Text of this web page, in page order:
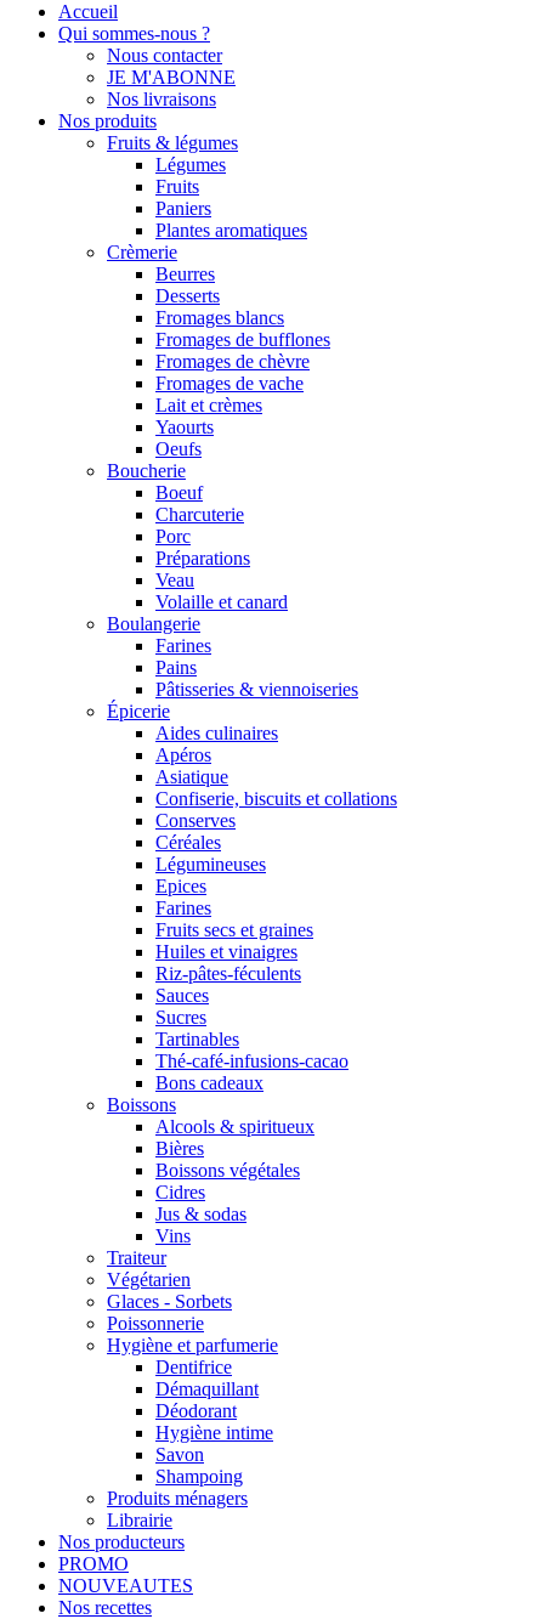
Accueil
Qui sommes-nous ?
Nous contacter
JE M'ABONNE
Nos livraisons
Nos produits
Fruits & légumes
Légumes
Fruits
Paniers
Plantes aromatiques
Crèmerie
Beurres
Desserts
Fromages blancs
Fromages de bufflones
Fromages de chèvre
Fromages de vache
Lait et crèmes
Yaourts
Oeufs
Boucherie
Boeuf
Charcuterie
Porc
Préparations
Veau
Volaille et canard
Boulangerie
Farines
Pains
Pâtisseries & viennoiseries
Épicerie
Aides culinaires
Apéros
Asiatique
Confiserie, biscuits et collations
Conserves
Céréales
Légumineuses
Epices
Farines
Fruits secs et graines
Huiles et vinaigres
Riz-pâtes-féculents
Sauces
Sucres
Tartinables
Thé-café-infusions-cacao
Bons cadeaux
Boissons
Alcools & spiritueux
Bières
Boissons végétales
Cidres
Jus & sodas
Vins
Traiteur
Végétarien
Glaces - Sorbets
Poissonnerie
Hygiène et parfumerie
Dentifrice
Démaquillant
Déodorant
Hygiène intime
Savon
Shampoing
Produits ménagers
Librairie
Nos producteurs
PROMO
NOUVEAUTES
Nos recettes